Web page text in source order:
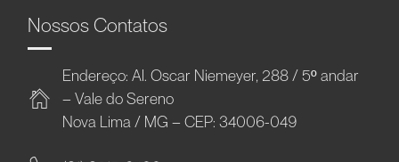
Nossos Contatos
Endereço: Al. Oscar Niemeyer, 288 / 5º andar
– Vale do Sereno
Nova Lima / MG – CEP: 34006-049